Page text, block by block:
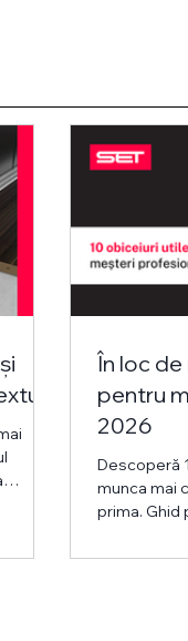
în
În loc de
pentru
2026
Descoperă
munca mai
prima.